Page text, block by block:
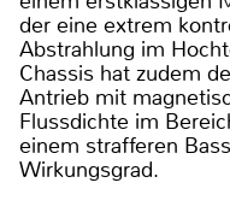
der eine extrem
Abstrahlung im
Chassis hat zudem
Antrieb mit
Flussdichte im
einem strafferen
Wirkungsgrad.